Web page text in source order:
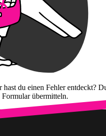
du einen Fehler entdeckt?
übermitteln.